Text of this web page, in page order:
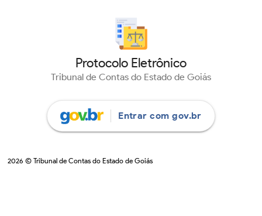
Protocolo Eletrônico
Tribunal de Contas do Estado de Goiás
Entrar com gov.br
2026 © Tribunal de Contas do Estado de Goiás